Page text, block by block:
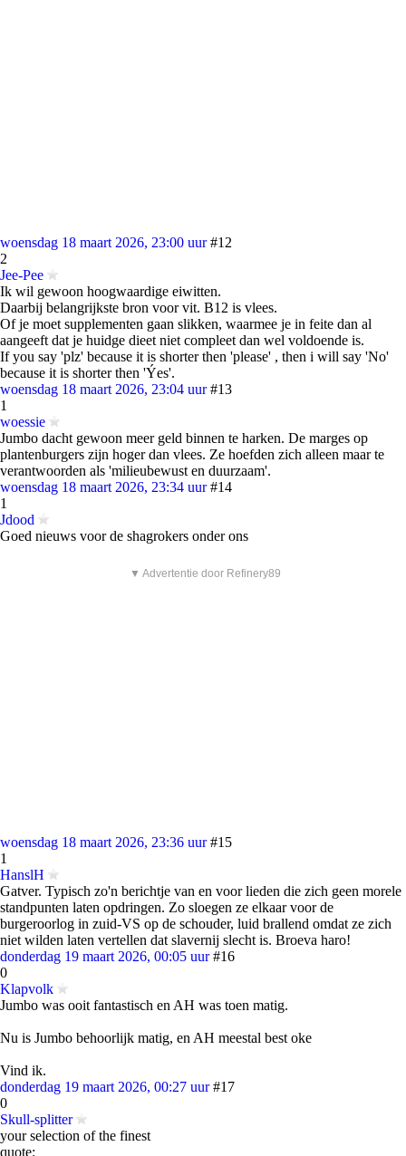
woensdag 18 maart 2026, 23:00 uur #12
2
Jee-Pee
Ik wil gewoon hoogwaardige eiwitten.
Daarbij belangrijkste bron voor vit. B12 is vlees.
Of je moet supplementen gaan slikken, waarmee je in feite dan al
aangeeft dat je huidge dieet niet compleet dan wel voldoende is.
If you say 'plz' because it is shorter then 'please' , then i will say 'No'
because it is shorter then 'Ýes'.
woensdag 18 maart 2026, 23:04 uur #13
1
woessie
Jumbo dacht gewoon meer geld binnen te harken. De marges op
plantenburgers zijn hoger dan vlees. Ze hoefden zich alleen maar te
verantwoorden als 'milieubewust en duurzaam'.
woensdag 18 maart 2026, 23:34 uur #14
1
Jdood
Goed nieuws voor de shagrokers onder ons
▼ Advertentie door Refinery89
woensdag 18 maart 2026, 23:36 uur #15
1
HanslH
Gatver. Typisch zo'n berichtje van en voor lieden die zich geen morele
standpunten laten opdringen. Zo sloegen ze elkaar voor de
burgeroorlog in zuid-VS op de schouder, luid brallend omdat ze zich
niet wilden laten vertellen dat slavernij slecht is. Broeva haro!
donderdag 19 maart 2026, 00:05 uur #16
0
Klapvolk
Jumbo was ooit fantastisch en AH was toen matig.
Nu is Jumbo behoorlijk matig, en AH meestal best oke
Vind ik.
donderdag 19 maart 2026, 00:27 uur #17
0
Skull-splitter
your selection of the finest
quote: